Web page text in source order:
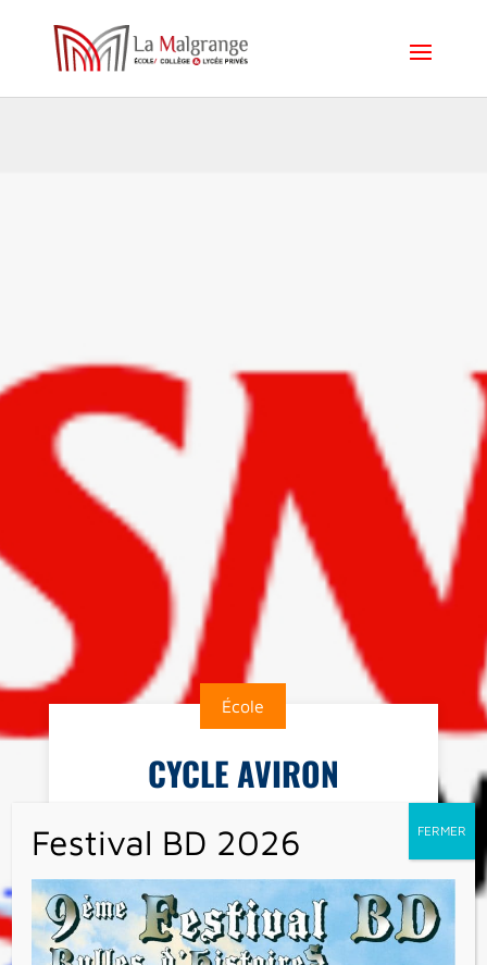
École
CYCLE AVIRON
Au retour des vacances de printemps, les
élèves des classes de CM1 et CM2 ont eu la